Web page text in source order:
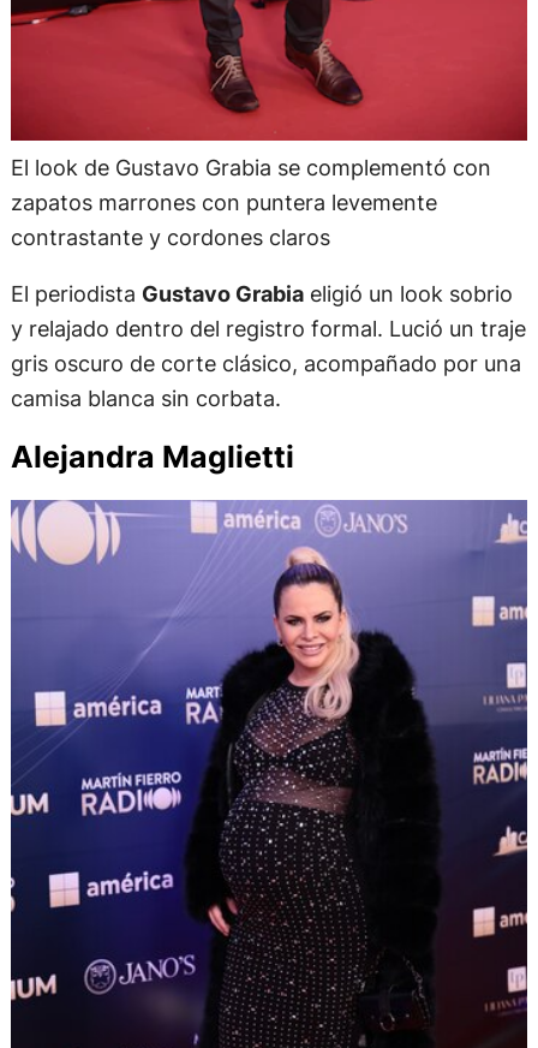
El look de Gustavo Grabia se complementó con
zapatos marrones con puntera levemente
contrastante y cordones claros
El periodista Gustavo Grabiaeligió un look sobrio
y relajado dentro del registro formal. Lució un traje
gris oscuro de corte clásico, acompañado por una
camisa blanca sin corbata.
Alejandra Maglietti